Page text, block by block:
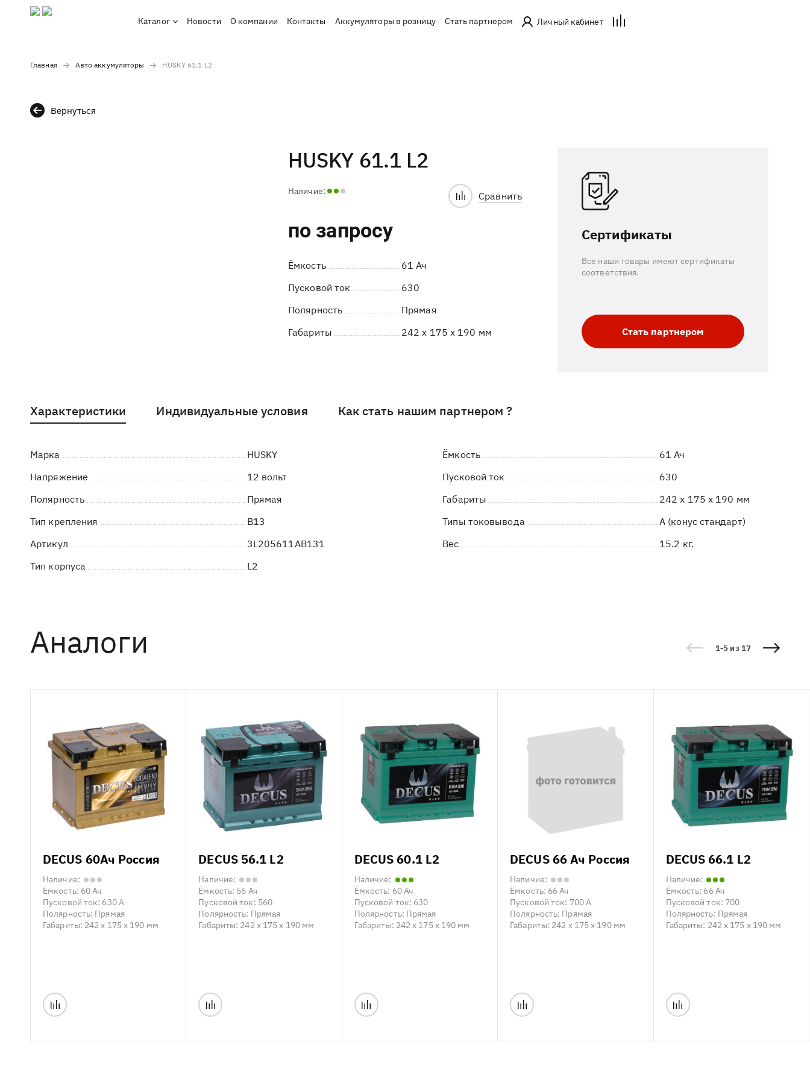
Каталог Новости О компании Контакты Аккумуляторы в розницу Стать партнером Личный кабинет
Главная Авто аккумуляторы HUSKY 61.1 L2
Вернуться
HUSKY 61.1 L2
Наличие:
по запросу
Сравнить
Ёмкость
61 Ач
Пусковой ток
630
Полярность
Прямая
Габариты
242 x 175 x 190 мм
Сертификаты
Все наши товары имеют сертификаты
соответствия.
Стать партнером
Характеристики Индивидуальные условия Как стать нашим партнером ?
Марка HUSKY Ёмкость
61 Ач
Напряжение
12 вольт Пусковой ток
630
Полярность
Прямая Габариты
242 x 175 x 190 мм
Тип крепления
B13 Типы токовывода
A (конус стандарт)
Артикул
3L205611AB131 Вес
15.2 кг.
Тип корпуса
L2
Аналоги 1-5 из 17
DECUS 60Ач Россия
Наличие:
Ёмкость: 60 Ач
Пусковой ток: 630 А
Полярность: Прямая
Габариты: 242 x 175 x 190 мм
DECUS 56.1 L2
Наличие:
Ёмкость: 56 Ач
Пусковой ток: 560
Полярность: Прямая
Габариты: 242 x 175 x 190 мм
DECUS 60.1 L2
Наличие:
Ёмкость: 60 Ач
Пусковой ток: 630
Полярность: Прямая
Габариты: 242 x 175 x 190 мм
DECUS 66 Ач Россия
Наличие:
Ёмкость: 66 Ач
Пусковой ток: 700 А
Полярность: Прямая
Габариты: 242 x 175 x 190 мм
DECUS 66.1 L2
Наличие:
Ёмкость: 66 Ач
Пусковой ток: 700
Полярность: Прямая
Габариты: 242 x 175 x 190 мм